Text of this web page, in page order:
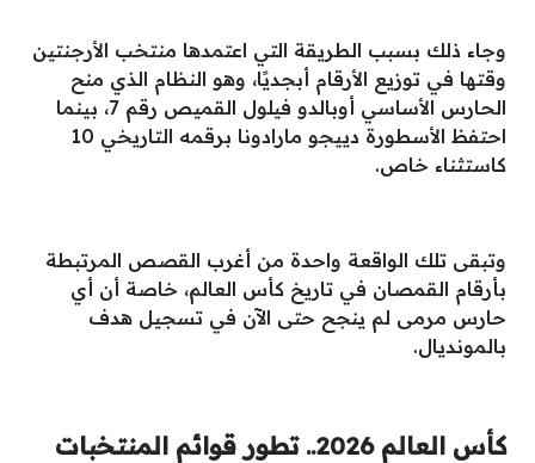
وجاء ذلك بسبب الطريقة التي اعتمدها منتخب الأرجنتين
وقتها في توزيع الأرقام أبجديًا، وهو النظام الذي منح
الحارس الأساسي أوبالدو فيلول القميص رقم 7، بينما
احتفظ الأسطورة دييجو مارادونا برقمه التاريخي 10
كاستثناء خاص.
وتبقى تلك الواقعة واحدة من أغرب القصص المرتبطة
بأرقام القمصان في تاريخ كأس العالم، خاصة أن أي
حارس مرمى لم ينجح حتى الآن في تسجيل هدف
بالمونديال.
كأس العالم 2026.. تطور قوائم المنتخبات